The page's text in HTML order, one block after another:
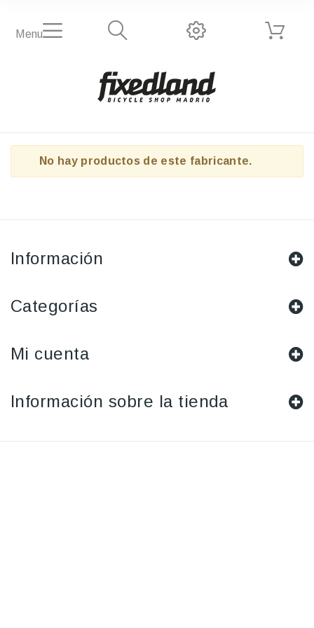
Menu
No hay productos de este fabricante.
Información
Categorías
Mi cuenta
Información sobre la tienda